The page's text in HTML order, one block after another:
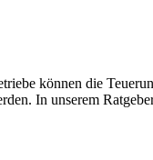
können die
In unserem